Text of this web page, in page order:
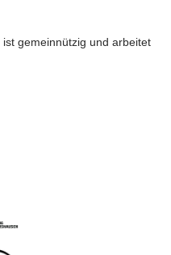
ist gemeinnützig und arbeitet